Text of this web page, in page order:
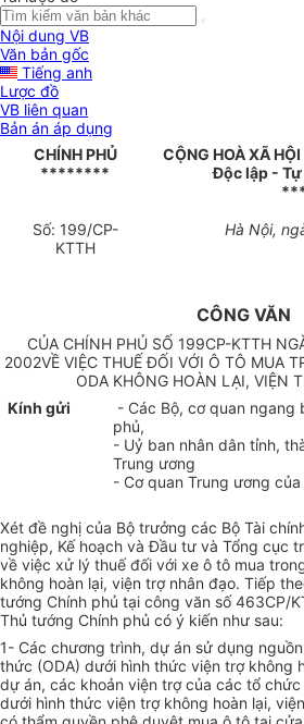
Nội dung VB
Văn bản gốc
Tiếng anh
Lược đồ
VB liên quan
Bản án áp dụng
CHÍNH PHỦ
********
CỘNG HOÀ XÃ
Độc lập -
Số: 199/CP-
KTTH
Hà Nội,
CÔNG VĂN
CỦA CHÍNH PHỦ SỐ 199CP-KTTH
2002VỀ VIỆC THUẾ ĐỐI VỚI Ô TÔ MUA
ODA KHÔNG HOÀN LẠI, VIỆN
Kính gửi
- Các Bộ, cơ quan ngang
phủ,
- Uỷ ban nhân dân tỉnh,
Trung ương
- Cơ quan Trung ương
Xét đề nghị của Bộ trưởng các Bộ Tài
nghiệp, Kế hoạch và Đầu tư và Tổng cục
về việc xử lý thuế đối với xe ô tô mua
không hoàn lại, viện trợ nhân đạo. Tiếp
tướng Chính phủ tại công văn số 463CP/
Thủ tướng Chính phủ có ý kiến như sau:
1- Các chương trình, dự án sử dụng
thức (ODA) dưới hình thức viện trợ không
dự án, các khoản viện trợ của các tổ
dưới hình thức viện trợ không hoàn lại,